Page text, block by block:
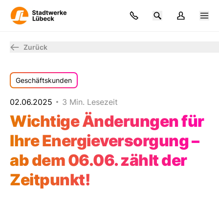
Zurück
Geschäftskunden
02.06.2025 3 Min. Lesezeit
Wichtige Änderungen für
Ihre Energieversorgung –
ab dem 06.06. zählt der
Zeitpunkt!